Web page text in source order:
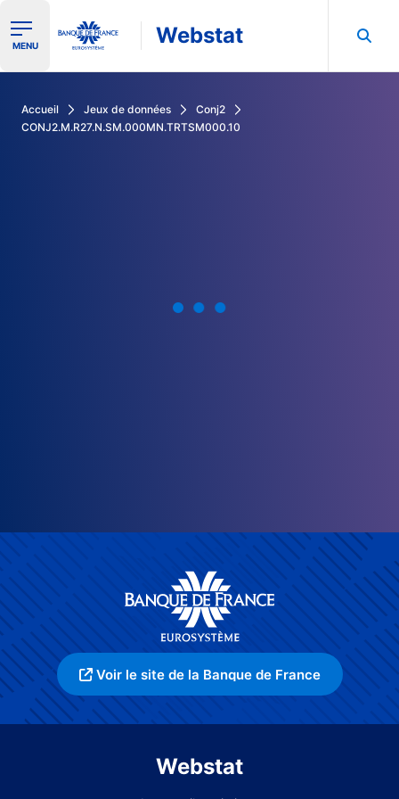
Ouvrir le menu de navigation
MENU Webstat
Accueil Jeux de données
Conj2
CONJ2.M.R27.N.SM.000MN.TRTSM000.10
Voir le site de la Banque de France
Webstat